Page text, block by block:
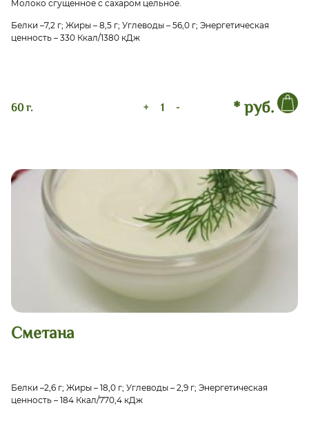
Молоко сгущенное с сахаром цельное.
Белки –7,2 г; Жиры – 8,5 г; Углеводы – 56,0 г; Энергетическая
ценность – 330 Ккал/1380 кДж
60 г. + - * руб.
Сметана
Белки –2,6 г; Жиры – 18,0 г; Углеводы – 2,9 г; Энергетическая
ценность – 184 Ккал/770,4 кДж